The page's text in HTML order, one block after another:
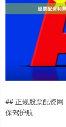
## 正规股票配资
保驾护航